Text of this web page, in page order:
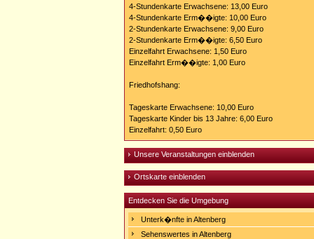
4-Stundenkarte Erwachsene: 13,00 Euro
4-Stundenkarte Erm��igte: 10,00 Euro
2-Stundenkarte Erwachsene: 9,00 Euro
2-Stundenkarte Erm��igte: 6,50 Euro
Einzelfahrt Erwachsene: 1,50 Euro
Einzelfahrt Erm��igte: 1,00 Euro
Friedhofshang:
Tageskarte Erwachsene: 10,00 Euro
Tageskarte Kinder bis 13 Jahre: 6,00 Euro
Einzelfahrt: 0,50 Euro
Unsere Veranstaltungen einblenden
Ortskarte einblenden
Entdecken Sie die Umgebung
Unterk�nfte in Altenberg
Sehenswertes in Altenberg